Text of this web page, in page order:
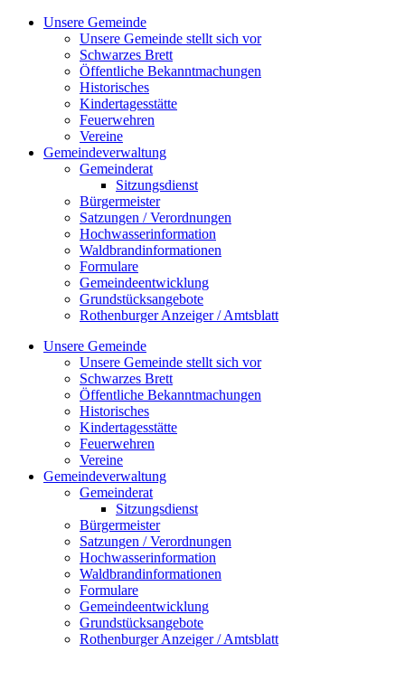
Zum
Unsere Gemeinde
Unsere Gemeinde stellt sich vor
Schwarzes Brett
Öffentliche Bekanntmachungen
Historisches
Kindertagesstätte
Feuerwehren
Vereine
Gemeindeverwaltung
Gemeinderat
Sitzungsdienst
Bürgermeister
Satzungen / Verordnungen
Hochwasserinformation
Waldbrandinformationen
Formulare
Gemeindeentwicklung
Grundstücksangebote
Rothenburger Anzeiger / Amtsblatt
Unsere Gemeinde
Unsere Gemeinde stellt sich vor
Schwarzes Brett
Öffentliche Bekanntmachungen
Historisches
Kindertagesstätte
Feuerwehren
Vereine
Gemeindeverwaltung
Gemeinderat
Sitzungsdienst
Bürgermeister
Satzungen / Verordnungen
Hochwasserinformation
Waldbrandinformationen
Formulare
Gemeindeentwicklung
Grundstücksangebote
Rothenburger Anzeiger / Amtsblatt